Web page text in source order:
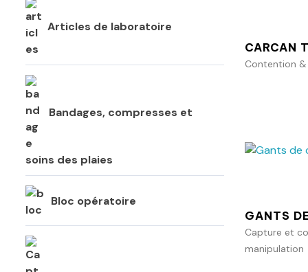
CARCAN
Contention
GANTS
Capture et
manipulation
Articles de laboratoire
Bandages, compresses et
soins des plaies
Bloc opératoire